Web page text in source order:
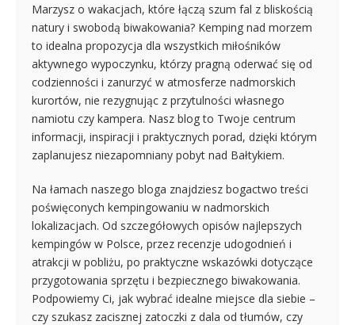
Marzysz o wakacjach, które łączą szum fal z bliskością
natury i swobodą biwakowania? Kemping nad morzem
to idealna propozycja dla wszystkich miłośników
aktywnego wypoczynku, którzy pragną oderwać się od
codzienności i zanurzyć w atmosferze nadmorskich
kurortów, nie rezygnując z przytulności własnego
namiotu czy kampera. Nasz blog to Twoje centrum
informacji, inspiracji i praktycznych porad, dzięki którym
zaplanujesz niezapomniany pobyt nad Bałtykiem.
Na łamach naszego bloga znajdziesz bogactwo treści
poświęconych kempingowaniu w nadmorskich
lokalizacjach. Od szczegółowych opisów najlepszych
kempingów w Polsce, przez recenzje udogodnień i
atrakcji w pobliżu, po praktyczne wskazówki dotyczące
przygotowania sprzętu i bezpiecznego biwakowania.
Podpowiemy Ci, jak wybrać idealne miejsce dla siebie –
czy szukasz zacisznej zatoczki z dala od tłumów, czy